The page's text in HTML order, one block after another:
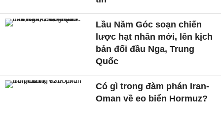
Lầu Năm Góc soạn chiến
lược hạt nhân mới, lên kịch
bản đối đầu Nga, Trung
Quốc
Có gì trong đàm phán Iran-
Oman về eo biển Hormuz?